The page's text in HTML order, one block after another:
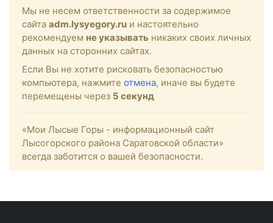
Мы не несем ответственности за содержимое
сайта adm.lysyegory.ru и настоятельно
рекомендуем не указывать никаких своих личных
данных на сторонних сайтах.
Если Вы не хотите рисковать безопасностью
компьютера, нажмите отмена, иначе вы будете
перемещены через 4 секунд
«Мои Лысые Горы - информационный сайт
Лысогорского района Саратовской области»
всегда заботится о вашей безопасности.